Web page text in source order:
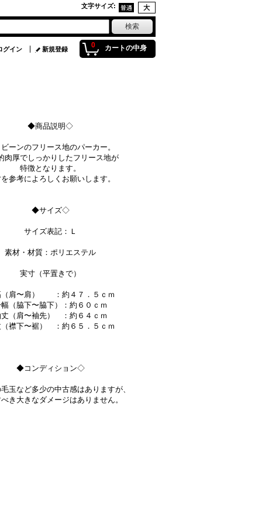
文字サイズ:
0 カートの中身
グイン 新規登録
◆商品説明◇
ーンのフリース地のパーカー。
肉厚でしっかりしたフリース地が
特徴となります。
参考によろしくお願いします。
◆サイズ◇
サイズ表記：Ｌ
素材・材質：ポリエステル
実寸（平置きで）
（肩〜肩） ：約４７．５ｃｍ
（脇下〜脇下）：約６０ｃｍ
（肩〜袖先） ：約６４ｃｍ
襟下〜裾） ：約６５．５ｃｍ
◆コンディション◇
玉など多少の中古感はありますが、
き大きなダメージはありません。